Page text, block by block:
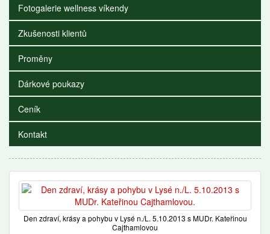
Fotogalerie wellness víkendy
Zkušenosti klientů
Proměny
Dárkové poukazy
Ceník
Kontakt
Den zdraví, krásy a pohybu v Lysé n./L. 5.10.2013 s MUDr. Kateřinou
Cajthamlovou